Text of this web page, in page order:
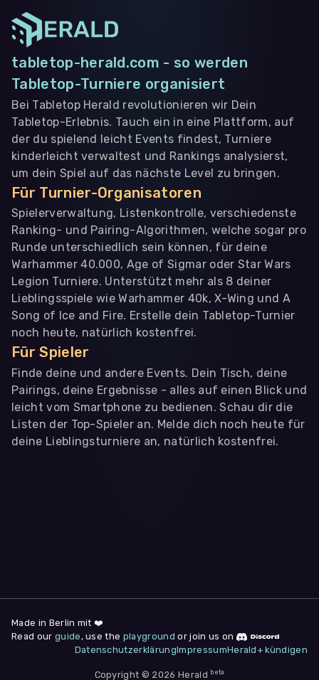
tabletop-herald.com - so werden
Tabletop-Turniere organisiert
Bei Tabletop Herald revolutionieren wir Dein
Tabletop-Erlebnis. Tauch ein in eine Plattform, auf
der du spielend leicht Events findest, Turniere
kinderleicht verwaltest und Rankings analysierst,
um dein Spiel auf das nächste Level zu bringen.
Für Turnier-Organisatoren
Spielerverwaltung, Listenkontrolle, verschiedenste
Ranking- und Pairing-Algorithmen, welche sogar pro
Runde unterschiedlich sein können, für deine
Warhammer 40.000, Age of Sigmar oder Star Wars
Legion Turniere. Unterstützt mehr als 8 deiner
Lieblingsspiele wie Warhammer 40k, X-Wing und A
Song of Ice and Fire. Erstelle dein Tabletop-Turnier
noch heute, natürlich kostenfrei.
Für Spieler
Finde deine und andere Events. Dein Tisch, deine
Pairings, deine Ergebnisse - alles auf einen Blick und
leicht vom Smartphone zu bedienen. Schau dir die
Listen der Top-Spieler an. Melde dich noch heute für
deine Lieblingsturniere an, natürlich kostenfrei.
deine Zustimmung jederzeit unter "
am Seitenende widerrufen.
Nur notwendige
Made in Berlin mit ❤️
Read our guide , use the playground or join us on
DatenschutzerklärungImpressumHerald+ kündigen
Copyright © 2026 Herald beta